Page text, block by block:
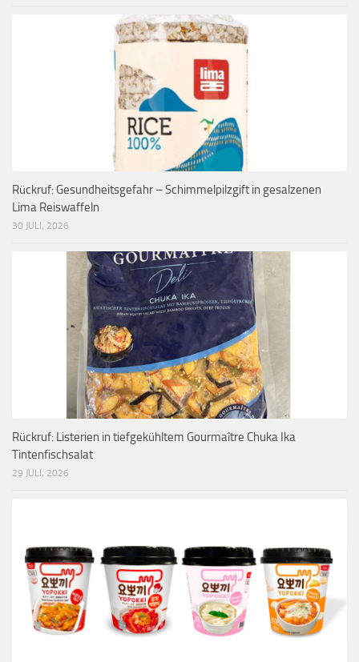
Rückruf: Gesundheitsgefahr – Schimmelpilzgift in gesalzenen
Lima Reiswaffeln
30 JULI, 2026
Rückruf: Listerien in tiefgekühltem Gourmaître Chuka Ika
Tintenfischsalat
29 JULI, 2026